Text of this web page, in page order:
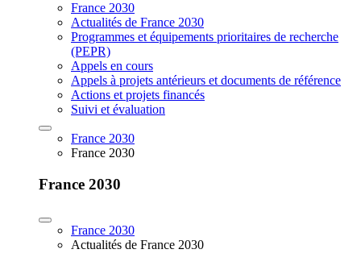
France 2030
Actualités de France 2030
Programmes et équipements prioritaires de recherche
(PEPR)
Appels en cours
Appels à projets antérieurs et documents de référence
Actions et projets financés
Suivi et évaluation
France 2030
France 2030
France 2030
France 2030
Actualités de France 2030